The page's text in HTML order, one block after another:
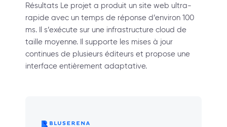
Résultats Le projet a produit un site web ultra-
rapide avec un temps de réponse d’environ 100
ms. Il s’exécute sur une infrastructure cloud de
taille moyenne. Il supporte les mises à jour
continues de plusieurs éditeurs et propose une
interface entièrement adaptative.